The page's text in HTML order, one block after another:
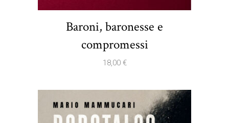
Baroni, baronesse e
compromessi
18,00 €